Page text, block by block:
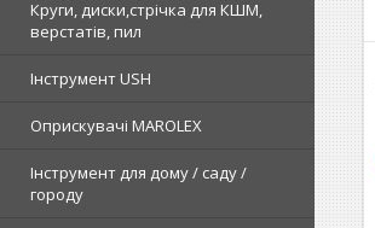
Круги, диски,стрічка для КШМ,
верстатів, пил
Інструмент USH
Оприскувачі MAROLEX
Інструмент для дому / саду /
городу